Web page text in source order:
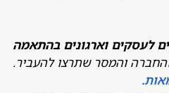
וארגונים בהתאמה
שתרצו להעביר.